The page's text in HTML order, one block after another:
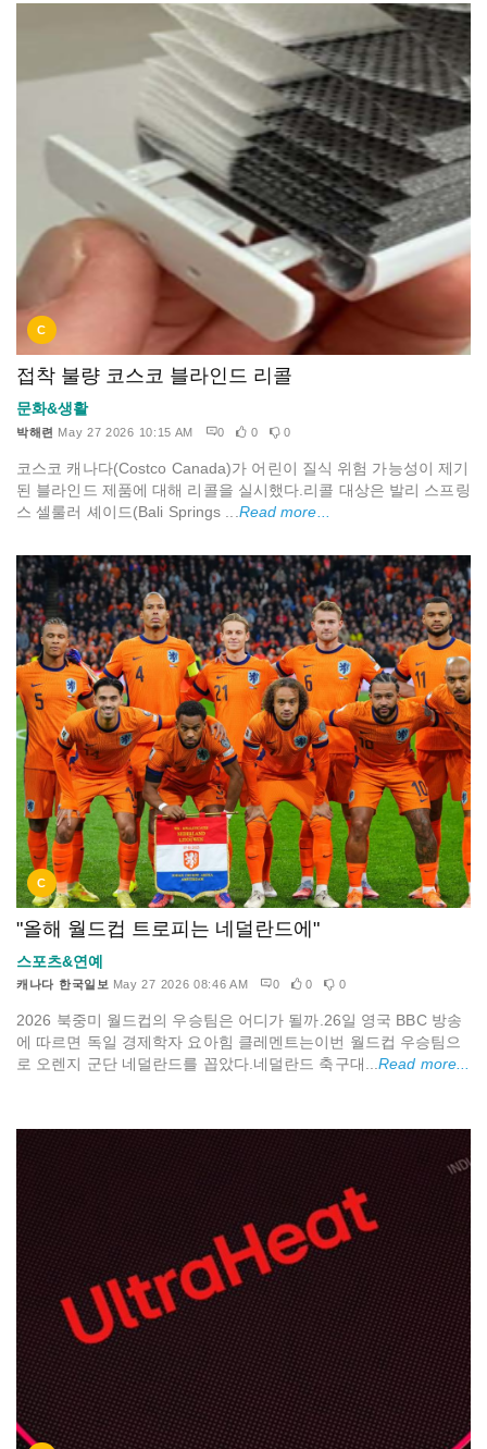
C
접착 불량 코스코 블라인드 리콜
문화&생활
박해련 May 27 2026 10:15 AM 0 0 0
코스코 캐나다(Costco Canada)가 어린이 질식 위험 가능성이 제기
된 블라인드 제품에 대해 리콜을 실시했다.리콜 대상은 발리 스프링
스 셀룰러 셰이드(Bali Springs ... Read more...
C
"올해 월드컵 트로피는 네덜란드에"
스포츠&연예
캐나다 한국일보 May 27 2026 08:46 AM 0 0 0
2026 북중미 월드컵의 우승팀은 어디가 될까.26일 영국 BBC 방송
에 따르면 독일 경제학자 요아힘 클레멘트는이번 월드컵 우승팀으
로 오렌지 군단 네덜란드를 꼽았다.네덜란드 축구대...Read more...